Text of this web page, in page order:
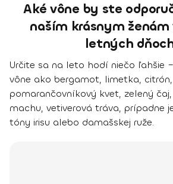
Aké vône by ste
naším krásnym
letných
Určite sa na leto hodí niečo ľahšie
vône ako bergamot, limetka, citrón,
pomarančovníkový kvet, zelený čaj,
machu, vetiverová tráva, prípadne
tóny irisu alebo damašskej ruže.